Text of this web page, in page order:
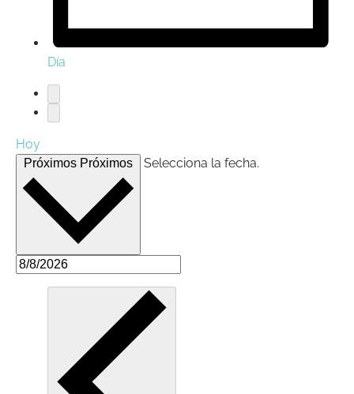
Día
Hoy
Próximos Próximos Selecciona la fecha.